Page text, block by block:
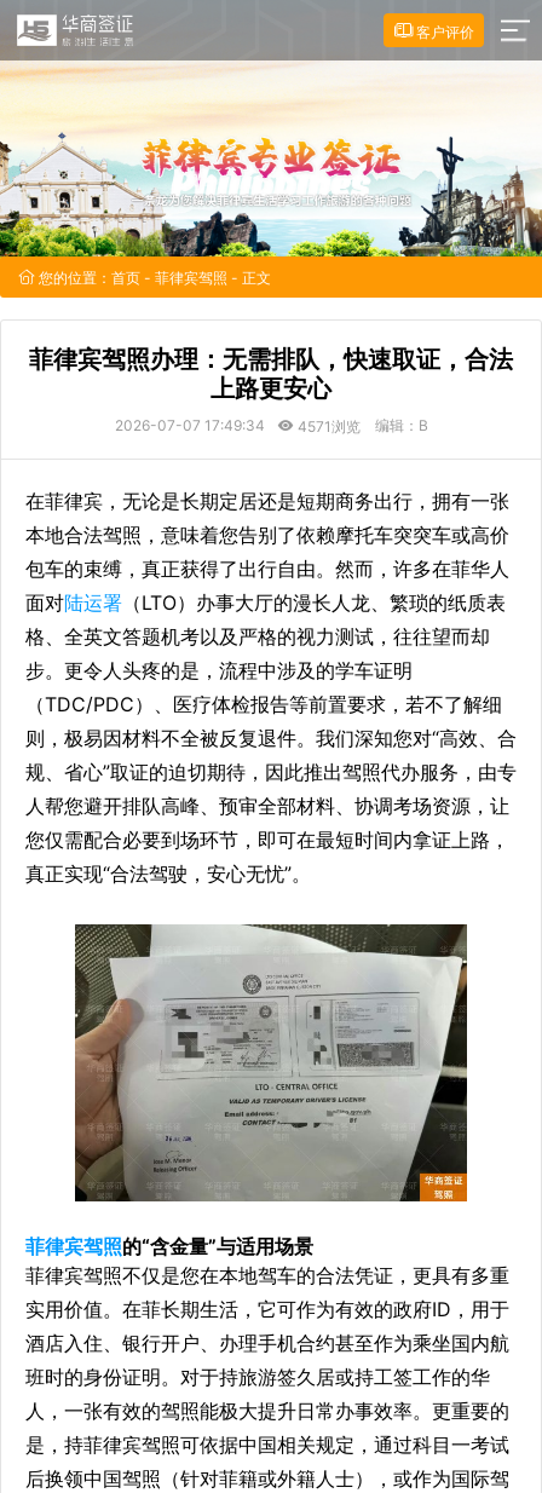
客户评价
您的位置： 首页 - 菲律宾驾照 - 正文
菲律宾驾照办理：无需排队，快速取证，合法
上路更安心
2026-07-07 17:49:34 4571浏览 编辑：B
在菲律宾，无论是长期定居还是短期商务出行，拥有一张
本地合法驾照，意味着您告别了依赖摩托车突突车或高价
包车的束缚，真正获得了出行自由。然而，许多在菲华人
面对陆运署 （LTO）办事大厅的漫长人龙、繁琐的纸质表
格、全英文答题机考以及严格的视力测试，往往望而却
步。更令人头疼的是，流程中涉及的学车证明
（TDC/PDC）、医疗体检报告等前置要求，若不了解细
则，极易因材料不全被反复退件。我们深知您对“高效、合
规、省心”取证的迫切期待，因此推出驾照代办服务，由专
人帮您避开排队高峰、预审全部材料、协调考场资源，让
您仅需配合必要到场环节，即可在最短时间内拿证上路，
真正实现“合法驾驶，安心无忧”。
菲律宾驾照的“含金量”与适用场景
菲律宾驾照不仅是您在本地驾车的合法凭证，更具有多重
实用价值。在菲长期生活，它可作为有效的政府ID，用于
酒店入住、银行开户、办理手机合约甚至作为乘坐国内航
班时的身份证明。对于持旅游签久居或持工签工作的华
人，一张有效的驾照能极大提升日常办事效率。更重要的
是，持菲律宾驾照可依据中国相关规定，通过科目一考试
后换领中国驾照（针对菲籍或外籍人士），或作为国际驾